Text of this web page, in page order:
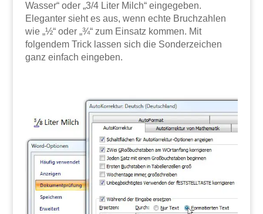
Wasser“ oder „3/4 Liter Milch“ eingegeben.
Eleganter sieht es aus, wenn echte Bruchzahlen
wie „½“ oder „¾“ zum Einsatz kommen. Mit
folgendem Trick lassen sich die Sonderzeichen
ganz einfach eingeben.